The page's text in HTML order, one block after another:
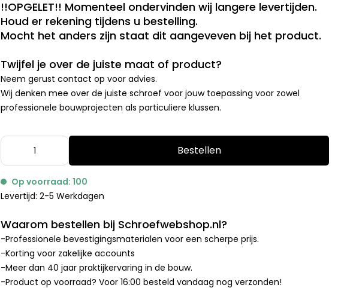
!!OPGELET!! Momenteel ondervinden wij langere levertijden.
Houd er rekening tijdens u bestelling.
Mocht het anders zijn staat dit aangeveven bij het product.
Twijfel je over de juiste maat of product?
Neem gerust contact op voor advies.
Wij denken mee over de juiste schroef voor jouw toepassing voor zowel
professionele bouwprojecten als particuliere klussen.
Bestellen
Op voorraad: 100
Levertijd: 2-5 Werkdagen
Waarom bestellen bij Schroefwebshop.nl?
-Professionele bevestigingsmaterialen voor een scherpe prijs.
-Korting voor zakelijke accounts
-Meer dan 40 jaar praktijkervaring in de bouw.
-Product op voorraad? Voor 16:00 besteld vandaag nog verzonden!